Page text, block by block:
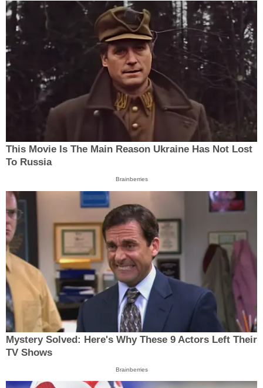
This Movie Is The Main Reason Ukraine Has Not Lost
To Russia
Brainberries
Mystery Solved: Here's Why These 9 Actors Left Their
TV Shows
Brainberries